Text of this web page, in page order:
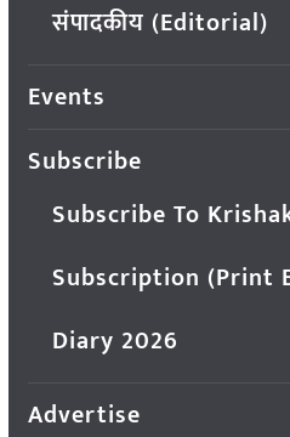
संपादकीय (Editorial)
Events
Subscribe
Subscribe To
Subscription (Print
Diary 2026
Advertise